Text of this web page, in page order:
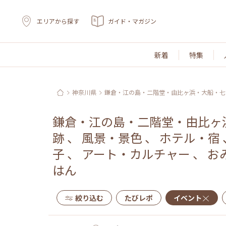
エリアから探す ガイド・マガジン
新着 特集
神奈川県 鎌倉・江の島・二階堂・由比ヶ浜・大船・
鎌倉・江の島・二階堂・由比
跡 、 風景・景色 、 ホテル・宿
子 、 アート・カルチャー 、 お
はん
絞り込む たびレポ イベント